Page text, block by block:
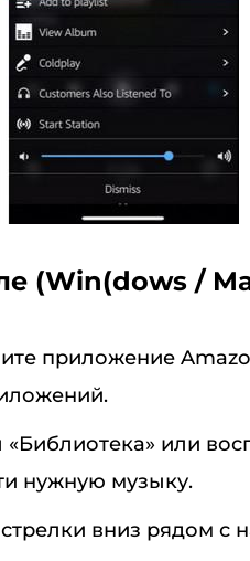
(Win(dows /
приложение
или
нужную музыку.
вниз рядом с